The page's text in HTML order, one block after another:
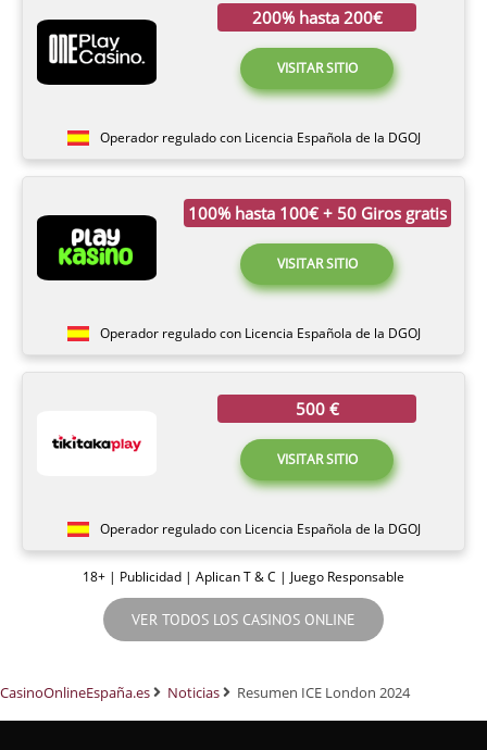
200% hasta 200€
VISITAR SITIO
Operador regulado con Licencia Española de la DGOJ
100% hasta 100€ + 50 Giros gratis
VISITAR SITIO
Operador regulado con Licencia Española de la DGOJ
500 €
VISITAR SITIO
Operador regulado con Licencia Española de la DGOJ
18+ | Publicidad | Aplican T & C | Juego Responsable
VER TODOS LOS CASINOS ONLINE
CasinoOnlineEspaña.es Noticias Resumen ICE London 2024